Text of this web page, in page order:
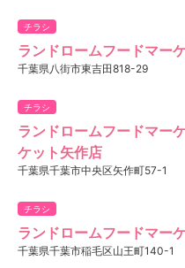
チラシ
ランドロームフードマー
千葉県八街市東吉田818-29
チラシ
ランドロームフードマー
ケット矢作店
千葉県千葉市中央区矢作町57-1
チラシ
ランドロームフードマー
千葉県千葉市稲毛区山王町140-1